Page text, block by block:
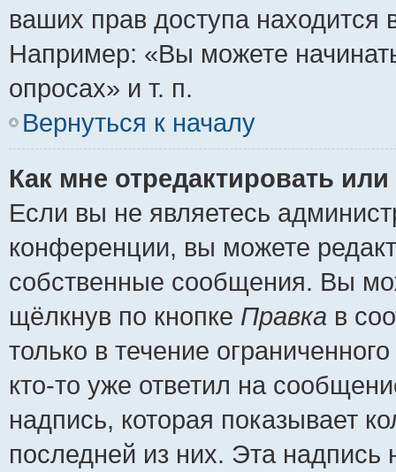
ваших прав доступа
Например: «Вы можете
опросах» и т. п.
Вернуться к началу
Как мне отредактировать
Если вы не являетесь
конференции, вы можете
собственные сообщения. Вы
щёлкнув по кнопке Правка в
только в течение
кто-то уже ответил на
надпись, которая показывает
последней из них. Эта